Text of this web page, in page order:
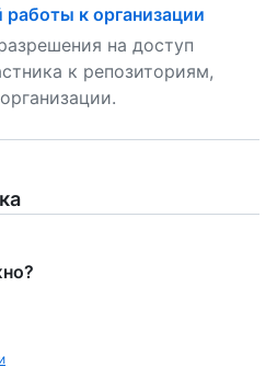
работы к организации
на доступ
к репозиториям,